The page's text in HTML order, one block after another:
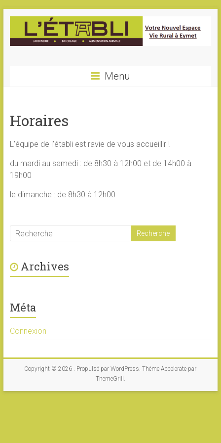
Menu
Horaires
L’équipe de l’établi est ravie de vous accueillir !
du mardi au samedi : de 8h30 à 12h00 et de 14h00 à
19h00
le dimanche : de 8h30 à 12h00
Archives
Méta
Connexion
Copyright © 2026 . Propulsé parWordPress. Thème Accelerate par
ThemeGrill .